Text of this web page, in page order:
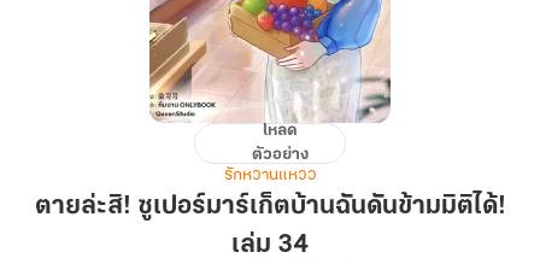
สิ!
ซู
โหลด
ตัวอย่าง
รักหวานแหวว
ตายล่ะสิ! ซูเปอร์มาร์เก็ตบ้านฉันดันข้ามมิติได้!
เล่ม 34